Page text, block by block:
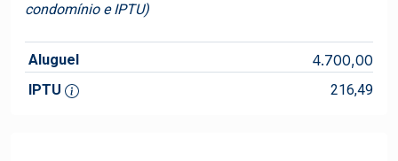
condomínio e IPTU)
Aluguel 4.700,00
IPTU 216,49